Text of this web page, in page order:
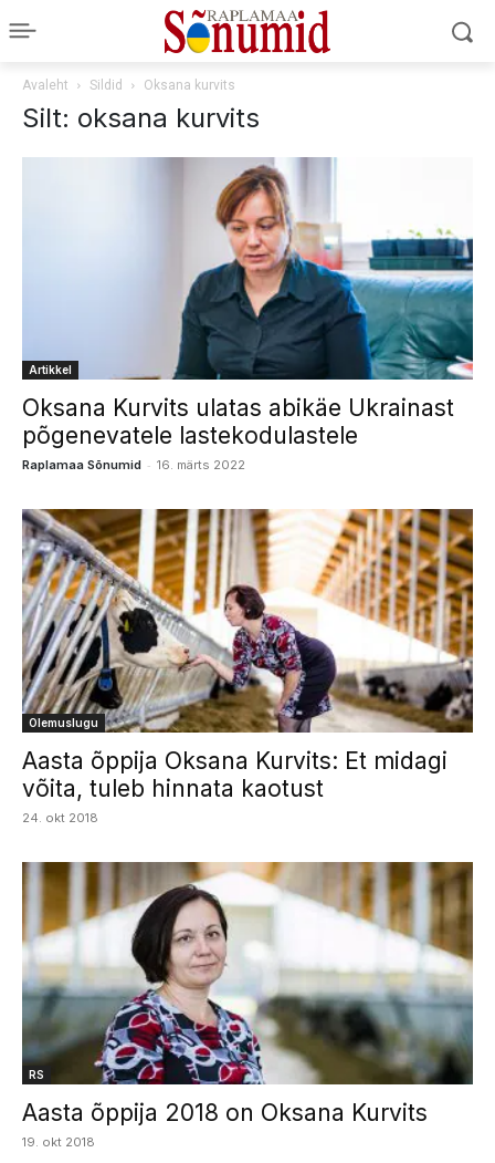
Avaleht Sildid Oksana kurvits
Silt: oksana kurvits
Artikkel
Oksana Kurvits ulatas abikäe Ukrainast
põgenevatele lastekodulastele
Raplamaa Sõnumid - 16. märts 2022
Olemuslugu
Aasta õppija Oksana Kurvits: Et midagi
võita, tuleb hinnata kaotust
24. okt 2018
RS
Aasta õppija 2018 on Oksana Kurvits
19. okt 2018